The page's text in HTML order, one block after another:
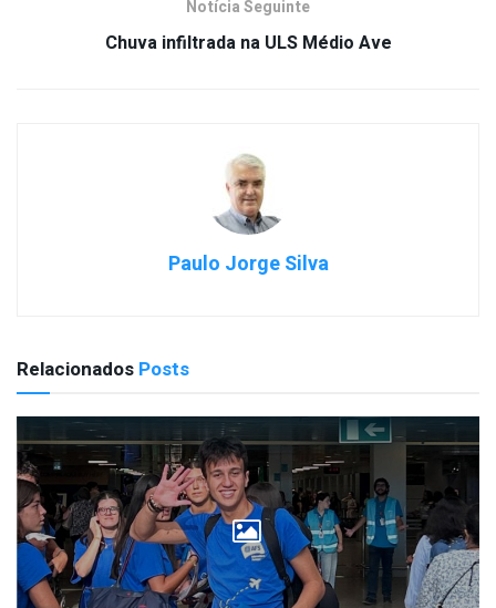
Notícia Seguinte
Chuva infiltrada na ULS Médio Ave
Paulo Jorge Silva
Relacionados Posts